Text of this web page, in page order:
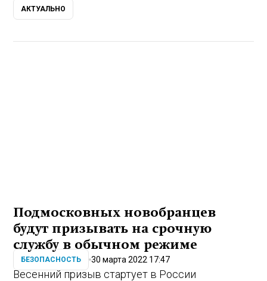
АКТУАЛЬНО
Подмосковных новобранцев
будут призывать на срочную
службу в обычном режиме
БЕЗОПАСНОСТЬ 30 марта 2022 17:47
Весенний призыв стартует в России